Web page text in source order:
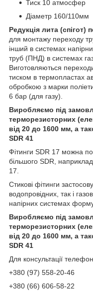
Тиск 10 атмосфер
Діаметр 160/110мм
Редукція лита (спігот)
для монтажу переходу
інший в системах
труб (ПНД) в системах
Виготовляються
тиском в термопластах
обробкою з марки
6 бар (для газу).
Виробляємо під
терморезисторних
від 20 до 1600 мм, а
SDR 41
Фітинги SDR 17 можна
більшого SDR,
17.
Стикові фітинги
водопровідних, так і
напірних системах
Виробляємо під
терморезисторних
від 20 до 1600 мм, а
SDR 41
Для консультації
+380 (97) 558-20-46
+380 (66) 606-58-22